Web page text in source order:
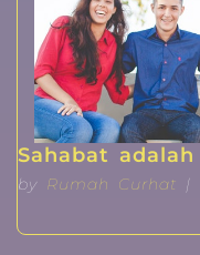
Sahabat
by Rumah Curhat |